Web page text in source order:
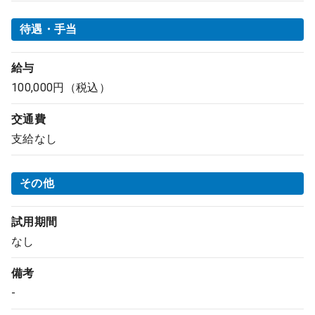
待遇・手当
給与
100,000円（税込）
交通費
支給なし
その他
試用期間
なし
備考
-